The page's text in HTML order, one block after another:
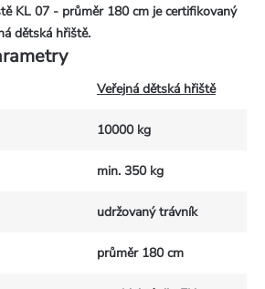
KL 07 - průměr 180 cm je certifikovaný
dětská hřiště.
Veřejná dětská hřiště
10000 kg
min. 350 kg
udržovaný trávník
průměr 180 cm